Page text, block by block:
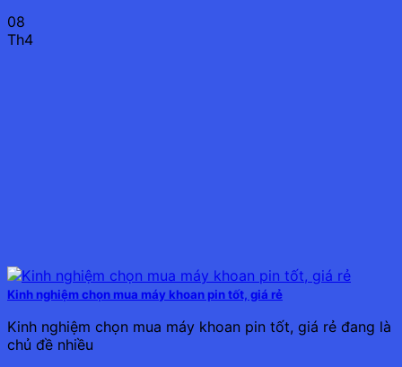
08
Th4
Kinh nghiệm chọn mua máy khoan pin tốt, giá rẻ
Kinh nghiệm chọn mua máy khoan pin tốt, giá rẻ đang là
chủ đề nhiều